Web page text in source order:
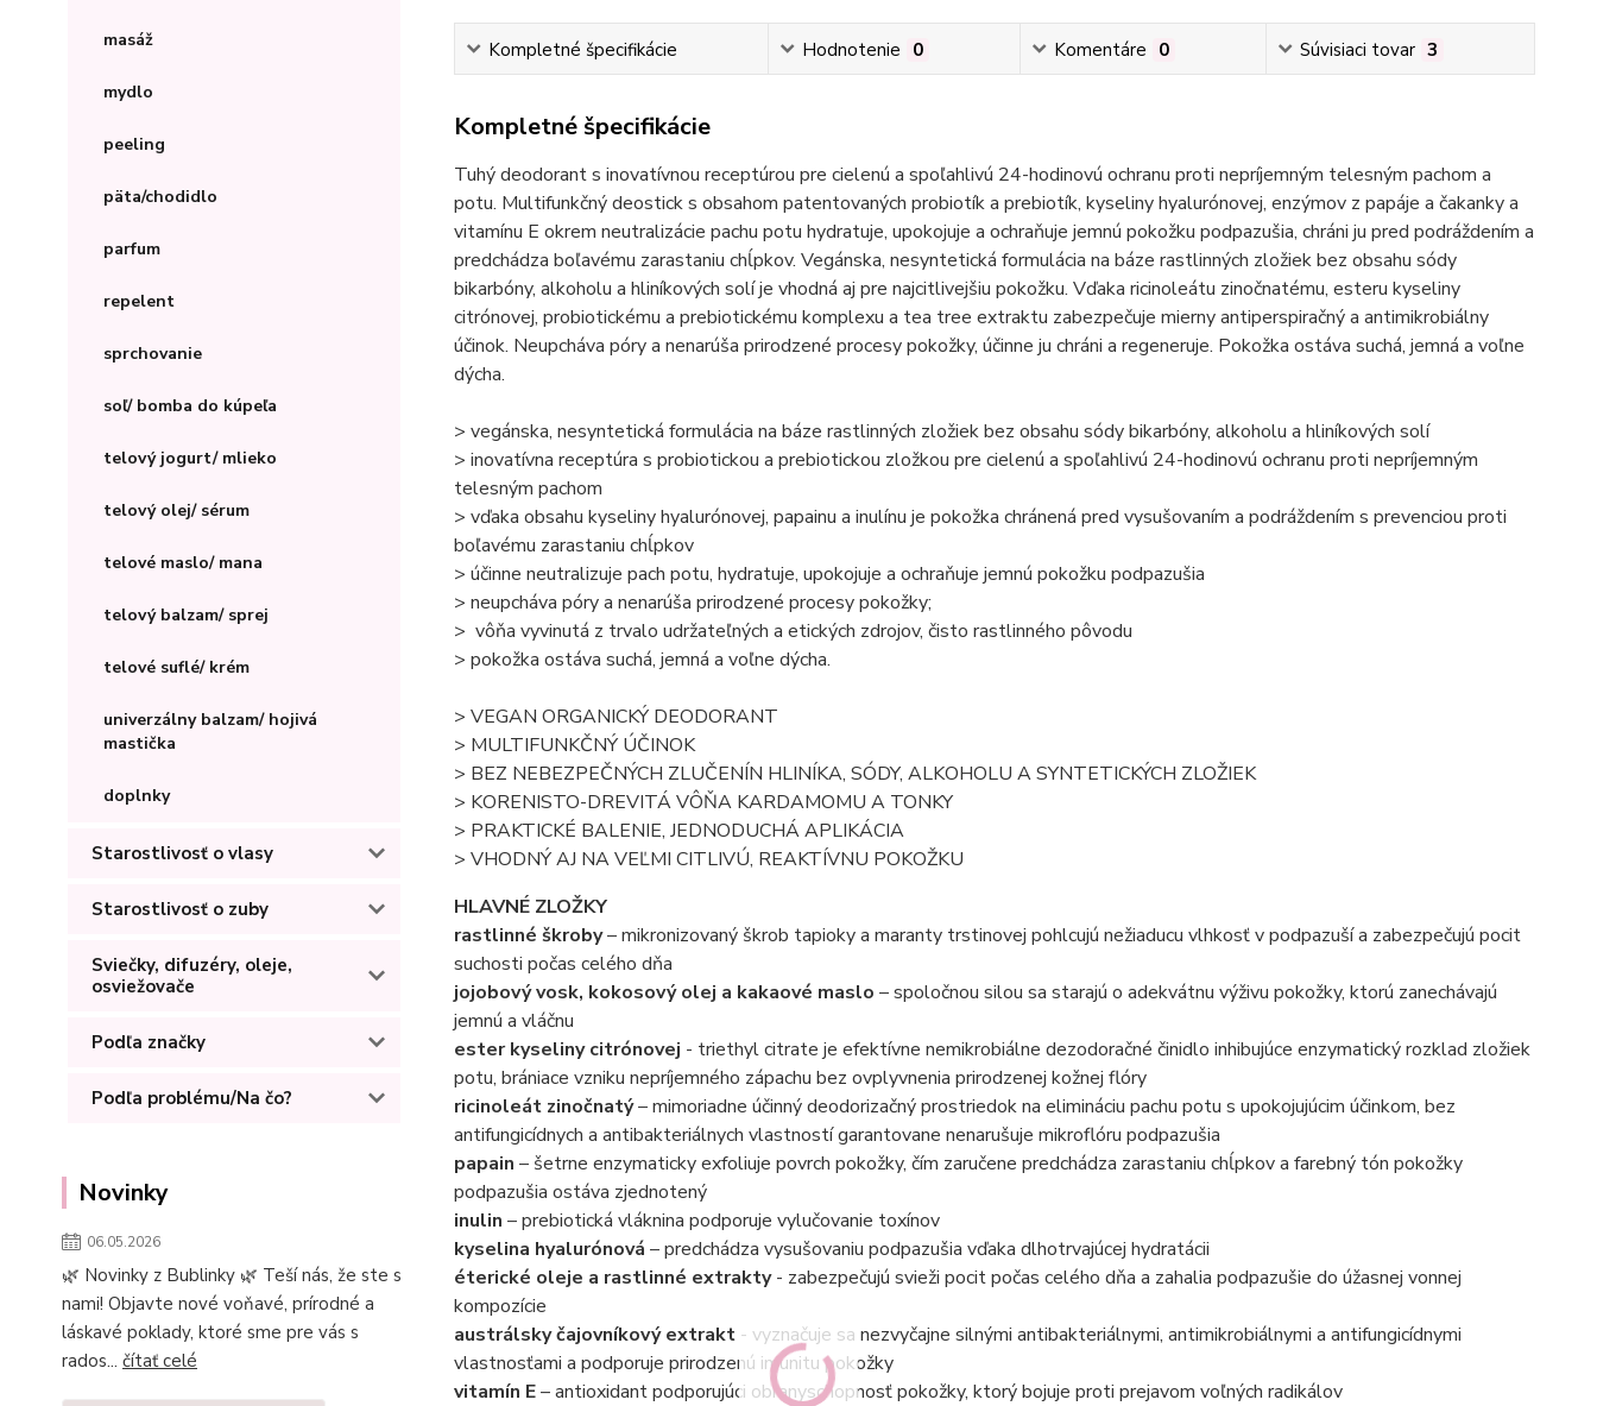
masáž
mydlo
peeling
päta/chodidlo
parfum
repelent
sprchovanie
soľ/ bomba do kúpeľa
telový jogurt/ mlieko
telový olej/ sérum
telové maslo/ mana
telový balzam/ sprej
telové suflé/ krém
univerzálny balzam/ hojivá
mastička
doplnky
Starostlivosť o vlasy
Starostlivosť o zuby
Sviečky, difuzéry, oleje,
osviežovače
Podľa značky
Podľa problému/Na čo?
Novinky
06.05.2026
🌿 Novinky z Bublinky 🌿 Teší nás, že ste s
nami! Objavte nové voňavé, prírodné a
láskavé poklady, ktoré sme pre vás s
rados... čítať celé
Kompletné špecifikácie Hodnotenie 0 Komentáre 0 Súvisiaci tovar 3
Kompletné špecifikácie
Tuhý deodorant s inovatívnou receptúrou pre cielenú a spoľahlivú 24-hodinovú ochranu proti nepríjemným telesným pachom a
potu. Multifunkčný deostick s obsahom patentovaných probiotík a prebiotík, kyseliny hyalurónovej, enzýmov z papáje a čakanky a
vitamínu E okrem neutralizácie pachu potu hydratuje, upokojuje a ochraňuje jemnú pokožku podpazušia, chráni ju pred podráždením a
predchádza boľavému zarastaniu chĺpkov. Vegánska, nesyntetická formulácia na báze rastlinných zložiek bez obsahu sódy
bikarbóny, alkoholu a hliníkových solí je vhodná aj pre najcitlivejšiu pokožku. Vďaka ricinoleátu zinočnatému, esteru kyseliny
citrónovej, probiotickému a prebiotickému komplexu a tea tree extraktu zabezpečuje mierny antiperspiračný a antimikrobiálny
účinok. Neupcháva póry a nenarúša prirodzené procesy pokožky, účinne ju chráni a regeneruje. Pokožka ostáva suchá, jemná a voľne
dýcha.
> vegánska, nesyntetická formulácia na báze rastlinných zložiek bez obsahu sódy bikarbóny, alkoholu a hliníkových solí
> inovatívna receptúra s probiotickou a prebiotickou zložkou pre cielenú a spoľahlivú 24-hodinovú ochranu proti nepríjemným
telesným pachom
> vďaka obsahu kyseliny hyalurónovej, papainu a inulínu je pokožka chránená pred vysušovaním a podráždením s prevenciou proti
boľavému zarastaniu chĺpkov
> účinne neutralizuje pach potu, hydratuje, upokojuje a ochraňuje jemnú pokožku podpazušia
> neupcháva póry a nenarúša prirodzené procesy pokožky;
> vôňa vyvinutá z trvalo udržateľných a etických zdrojov, čisto rastlinného pôvodu
> pokožka ostáva suchá, jemná a voľne dýcha.
> VEGAN ORGANICKÝ DEODORANT
> MULTIFUNKČNÝ ÚČINOK
> BEZ NEBEZPEČNÝCH ZLUČENÍN HLINÍKA, SÓDY, ALKOHOLU A SYNTETICKÝCH ZLOŽIEK
> KORENISTO-DREVITÁ VÔŇA KARDAMOMU A TONKY
> PRAKTICKÉ BALENIE, JEDNODUCHÁ APLIKÁCIA
> VHODNÝ AJ NA VEĽMI CITLIVÚ, REAKTÍVNU POKOŽKU
HLAVNÉ ZLOŽKY
rastlinné škroby– mikronizovaný škrob tapioky a maranty trstinovej pohlcujú nežiaducu vlhkosť v podpazuší a zabezpečujú pocit
suchosti počas celého dňa
jojobový vosk, kokosový olej a kakaové maslo – spoločnou silou sa starajú o adekvátnu výživu pokožky, ktorú zanechávajú
jemnú a vláčnu
ester kyseliny citrónovej - triethyl citrate je efektívne nemikrobiálne dezodoračné činidlo inhibujúce enzymatický rozklad zložiek
potu, brániace vzniku nepríjemného zápachu bez ovplyvnenia prirodzenej kožnej flóry
ricinoleát zinočnatý– mimoriadne účinný deodorizačný prostriedok na elimináciu pachu potu s upokojujúcim účinkom, bez
antifungicídnych a antibakteriálnych vlastností garantovane nenarušuje mikroflóru podpazušia
papain – šetrne enzymaticky exfoliuje povrch pokožky, čím zaručene predchádza zarastaniu chĺpkov a farebný tón pokožky
podpazušia ostáva zjednotený
inulin – prebiotická vláknina podporuje vylučovanie toxínov
kyselina hyalurónová – predchádza vysušovaniu podpazušia vďaka dlhotrvajúcej hydratácii
éterické oleje a rastlinné extrakty- zabezpečujú svieži pocit počas celého dňa a zahalia podpazušie do úžasnej vonnej
kompozície
austrálsky čajovníkový extrakt- vyznačuje sa nezvyčajne silnými antibakteriálnymi, antimikrobiálnymi a antifungicídnymi
vlastnosťami a podporuje prirodzenú imunitu pokožky
vitamín E– antioxidant podporujúci obranyschopnosť pokožky, ktorý bojuje proti prejavom voľných radikálov